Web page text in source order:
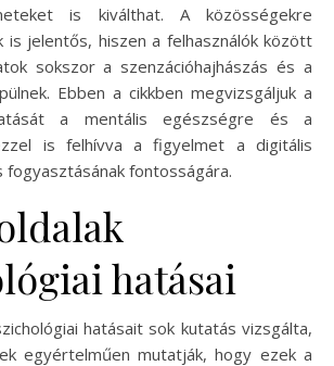
is kiválthat. A közösségekre
is jelentős, hiszen a felhasználók között
sokszor a szenzációhajhászás és a
Ebben a cikkben megvizsgáljuk a
a mentális egészségre és a
is felhívva a figyelmet a digitális
fontosságára.
hatásai
hatásait sok kutatás vizsgálta,
egyértelműen mutatják, hogy ezek a